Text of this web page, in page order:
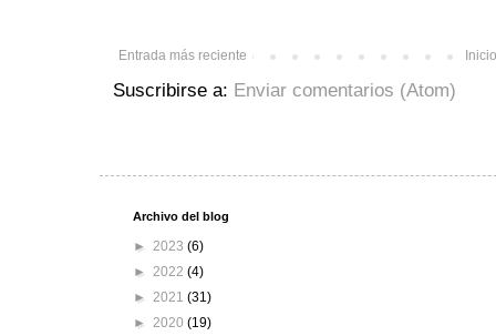
Entrada más reciente Inicio
Suscribirse a: Enviar comentarios (Atom)
Archivo del blog
► 2023 (6)
► 2022 (4)
► 2021 (31)
► 2020 (19)